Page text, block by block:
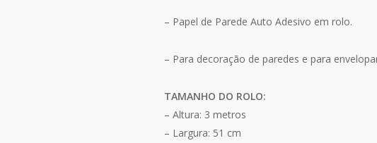
– Papel de Parede Auto Adesivo em rolo.
– Para decoração de paredes e para
TAMANHO DO ROLO:
– Altura: 3 metros
– Largura: 51 cm